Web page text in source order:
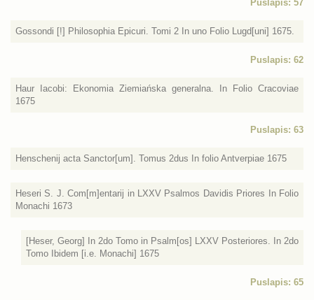
Puslapis: 57
Gossondi [!] Philosophia Epicuri. Tomi 2 In uno Folio Lugd[uni] 1675.
Puslapis: 62
Haur Iacobi: Ekonomia Ziemiańska generalna. In Folio Cracoviae
1675
Puslapis: 63
Henschenij acta Sanctor[um]. Tomus 2dus In folio Antverpiae 1675
Heseri S. J. Com[m]entarij in LXXV Psalmos Davidis Priores In Folio
Monachi 1673
[Heser, Georg] In 2do Tomo in Psalm[os] LXXV Posteriores. In 2do
Tomo Ibidem [i.e. Monachi] 1675
Puslapis: 65